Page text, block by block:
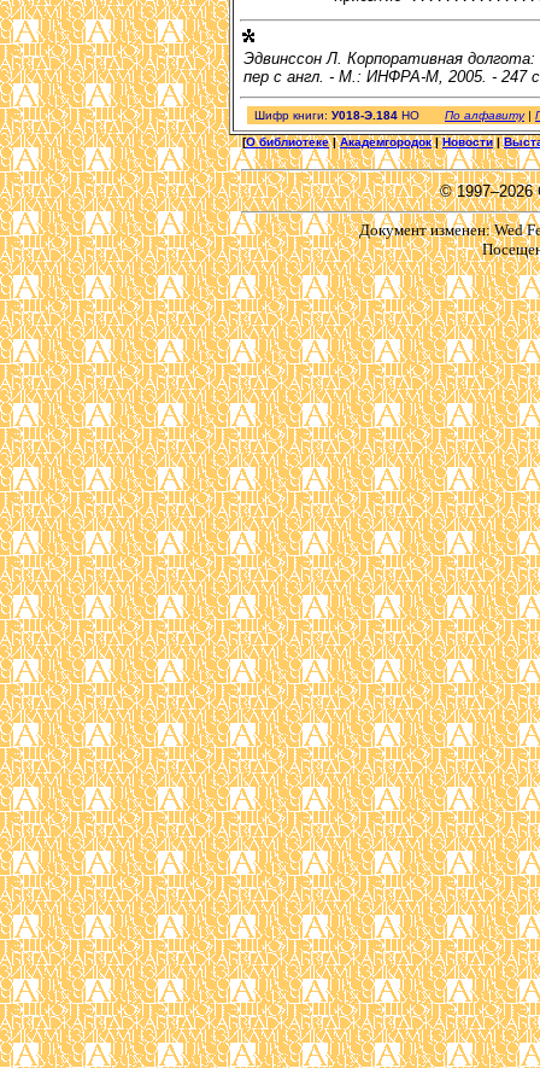
Эдвинссон Л. Корпоративная долгота:
пер с англ. - М.: ИНФРА-М, 2005. - 247
Шифр книги: У018-Э.184 HO По алфавиту|
[О библиотеке|Академгородок|Новости |
©
Документ изменен: Wed